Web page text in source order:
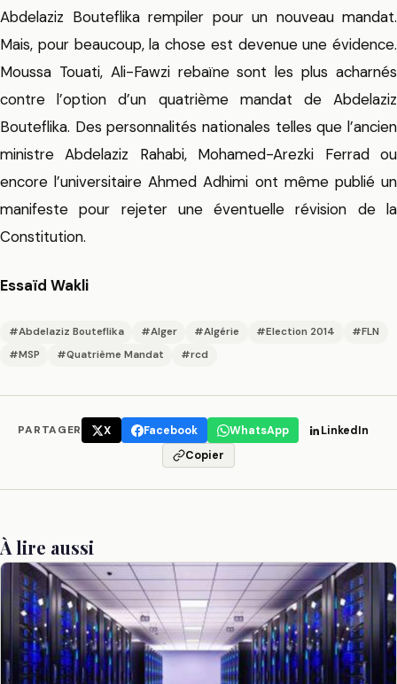
Abdelaziz Bouteflika rempiler pour un nouveau mandat.
Mais, pour beaucoup, la chose est devenue une évidence.
Moussa Touati, Ali-Fawzi rebaïne sont les plus acharnés
contre l’option d’un quatrième mandat de Abdelaziz
Bouteflika. Des personnalités nationales telles que l’ancien
ministre Abdelaziz Rahabi, Mohamed-Arezki Ferrad ou
encore l’universitaire Ahmed Adhimi ont même publié un
manifeste pour rejeter une éventuelle révision de la
Constitution.
Essaïd Wakli
#Abdelaziz Bouteflika #Alger #Algérie #Election 2014
#FLN
#MSP
#Quatrième Mandat #rcd
PARTAGER X Facebook WhatsApp
LinkedIn
Copier
À lire aussi